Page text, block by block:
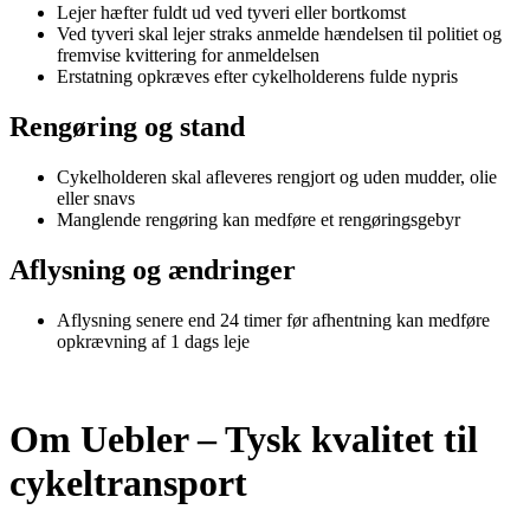
Lejer hæfter fuldt ud ved tyveri eller bortkomst
Ved tyveri skal lejer straks anmelde hændelsen til politiet og
fremvise kvittering for anmeldelsen
Erstatning opkræves efter cykelholderens fulde nypris
Rengøring og stand
Cykelholderen skal afleveres rengjort og uden mudder, olie
eller snavs
Manglende rengøring kan medføre et rengøringsgebyr
Aflysning og ændringer
Aflysning senere end 24 timer før afhentning kan medføre
opkrævning af 1 dags leje
Om Uebler – Tysk kvalitet til
cykeltransport